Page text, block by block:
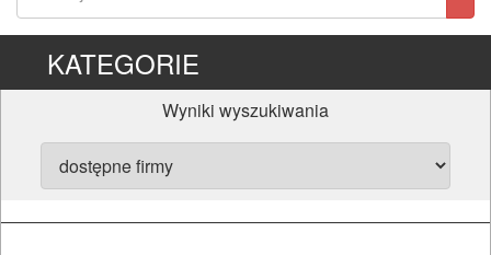
KATEGORIE
Wyniki wyszukiwania